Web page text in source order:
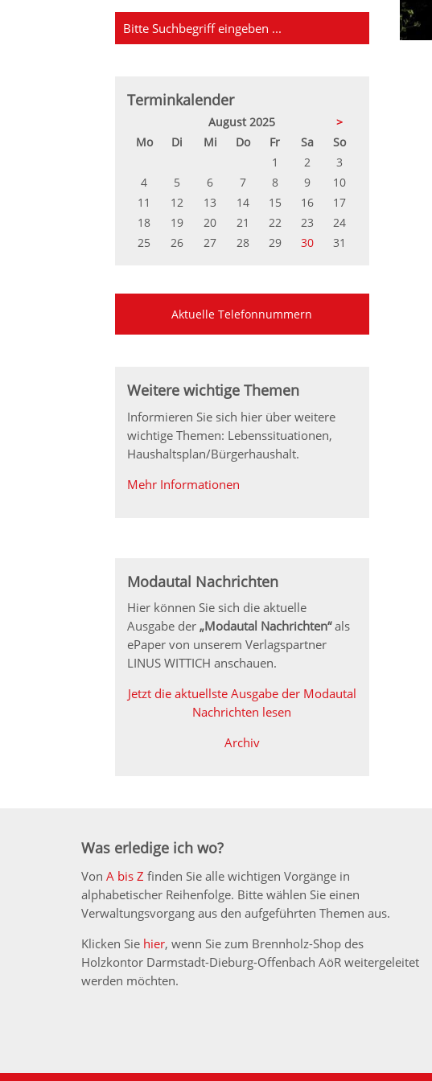
Terminkalender
August 2025
>
MontagDi enstag
Mittwoch
Donnerstag
FreitagSamstag
Sonntag
1
2
3
4
5 6 7 8 9
10
11
12 13 14 15 16
17
18
19 20 21 22 23
24
25
26 27 28 29 30 31
Aktuelle Telefonnummern
Weitere wichtige Themen
Informieren Sie sich hier über weitere
wichtige Themen: Lebenssituationen,
Haushaltsplan/Bürgerhaushalt.
Mehr Informationen
Modautal Nachrichten
Hier können Sie sich die aktuelle
Ausgabe der „Modautal Nachrichten“als
ePaper von unserem Verlagspartner
LINUS WITTICH anschauen.
Jetzt die aktuellste Ausgabe der Modautal
Nachrichten lesen
Archiv
Was erledige ich wo?
Von A bis Z finden Sie alle wichtigen Vorgänge in
alphabetischer Reihenfolge. Bitte wählen Sie einen
Verwaltungsvorgang aus den aufgeführten Themen aus.
Klicken Sie hier, wenn Sie zum Brennholz-Shop des
Holzkontor Darmstadt-Dieburg-Offenbach AöR weitergeleitet
werden möchten.